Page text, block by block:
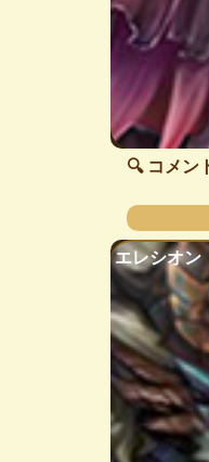
🔍 コメン
エレシオン